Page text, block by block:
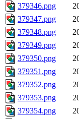
379346.png
379347.png
379348.png
379349.png
379350.png
379351.png
379352.png
379353.png
379354.png